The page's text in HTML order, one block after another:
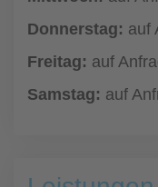
Donnerstag: auf
Freitag: auf
Samstag: auf